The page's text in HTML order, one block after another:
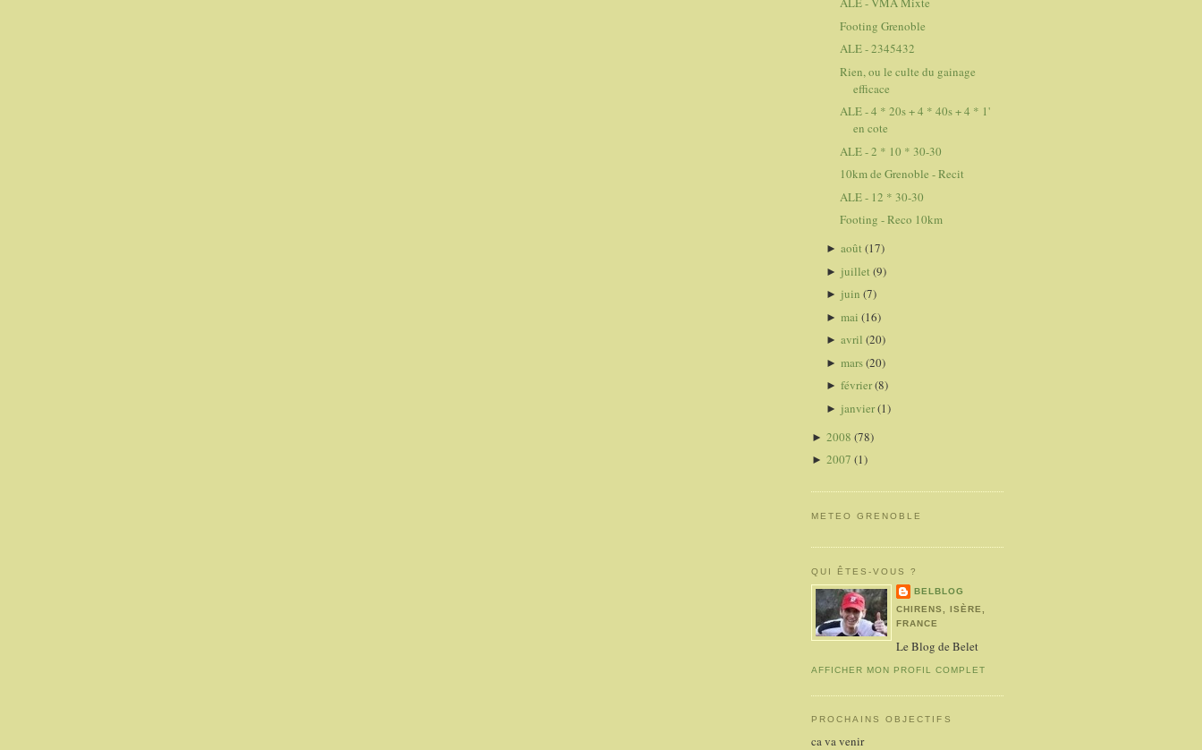
Footing Grenoble
ALE - 2345432
Rien, ou le culte du gainage
efficace
ALE - 4 * 20s + 4 * 40s + 4 * 1'
en cote
ALE - 2 * 10 * 30-30
10km de Grenoble - Recit
ALE - 12 * 30-30
Footing - Reco 10km
► août (17)
► juillet (9)
► juin (7)
► mai (16)
► avril (20)
► mars(20)
► février(8)
► janvier(1)
► 2008 (78)
► 2007 (1)
METEO GRENOBLE
QUI ÊTES-VOUS ?
BELBLOG
CHIRENS, ISÈRE,
FRANCE
Le Blog de Belet
AFFICHER MON PROFIL COMPLET
PROCHAINS OBJECTIFS
ca va venir